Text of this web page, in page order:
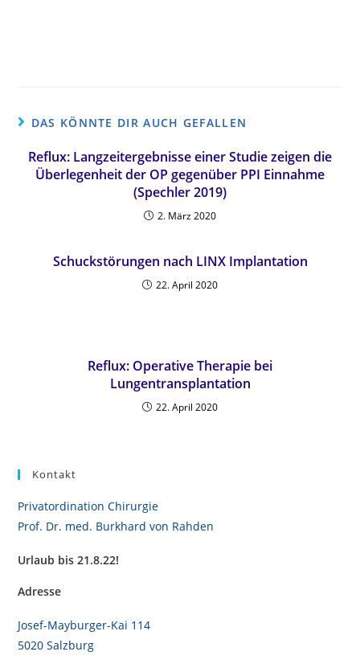
DAS KÖNNTE DIR AUCH GEFALLEN
Reflux: Langzeitergebnisse einer Studie zeigen die
Überlegenheit der OP gegenüber PPI Einnahme
(Spechler 2019)
2. März 2020
Schuckstörungen nach LINX Implantation
22. April 2020
Reflux: Operative Therapie bei
Lungentransplantation
22. April 2020
Kontakt
Privatordination Chirurgie
Prof. Dr. med. Burkhard von Rahden
Urlaub bis 21.8.22!
Adresse
Josef-Mayburger-Kai 114
5020 Salzburg